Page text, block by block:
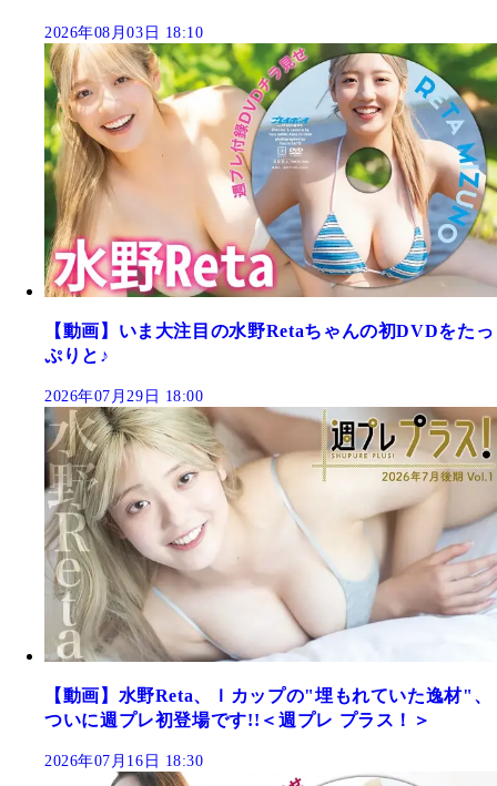
2026年08月03日 18:10
【動画】いま大注目の水野Retaちゃんの初DVDをたっ
ぷりと♪
2026年07月29日 18:00
【動画】水野Reta、Ｉカップの"埋もれていた逸材"、
ついに週プレ初登場です!!＜週プレ プラス！＞
2026年07月16日 18:30